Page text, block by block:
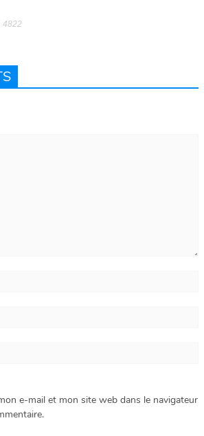
4822
e-mail et mon site web dans le navigateur